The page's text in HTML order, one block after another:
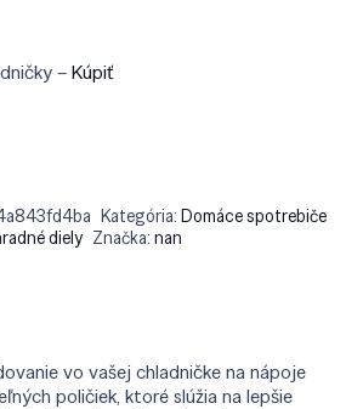
–Kúpiť
Kategória:Domáce spotrebiče
diely Značka:nan
vo vašej chladničke na nápoje
poličiek, ktoré slúžia na lepšie